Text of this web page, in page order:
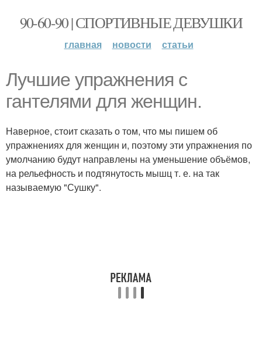
90-60-90 | СПОРТИВНЫЕ ДЕВУШКИ
главная новости статьи
Лучшие упражнения с
гантелями для женщин.
Наверное, стоит сказать о том, что мы пишем об
упражнениях для женщин и, поэтому эти упражнения по
умолчанию будут направлены на уменьшение объёмов,
на рельефность и подтянутость мышц т. е. на так
называемую "Сушку".